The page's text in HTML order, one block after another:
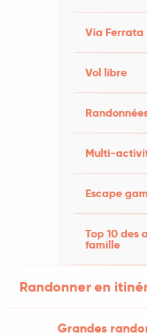
Via Ferrata
Vol libre
Multi-
Escape
Top 10 des
famille
Randonner en
Grandes
comédienne et
Adultes
adultes à
Faycelles